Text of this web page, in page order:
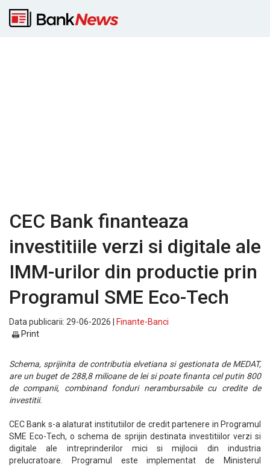
CEC Bank finanteaza
investitiile verzi si digitale ale
IMM-urilor din productie prin
Programul SME Eco-Tech
Data publicarii: 29-06-2026 |
Finante-Banci
Print
Schema, sprijinita de contributia elvetiana si gestionata de MEDAT,
are un buget de 288,8 milioane de lei si poate finanta cel putin 800
de companii, combinand fonduri nerambursabile cu credite de
investitii.
CEC Bank s-a alaturat institutiilor de credit partenere in Programul
SME Eco-Tech, o schema de sprijin destinata investitiilor verzi si
digitale ale intreprinderilor mici si mijlocii din industria
prelucratoare. Programul este implementat de Ministerul